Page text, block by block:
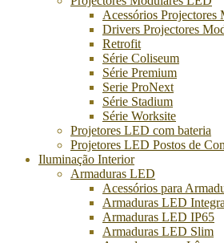
Acessórios Projectores
Drivers Projectores
Retrofit
Série Coliseum
Série Premium
Serie ProNext
Série Stadium
Série Worksite
Projetores LED com bateria
Projetores LED Postos de
Iluminação Interior
Armaduras LED
Acessórios para
Armaduras LED
Armaduras LED IP65
Armaduras LED Slim